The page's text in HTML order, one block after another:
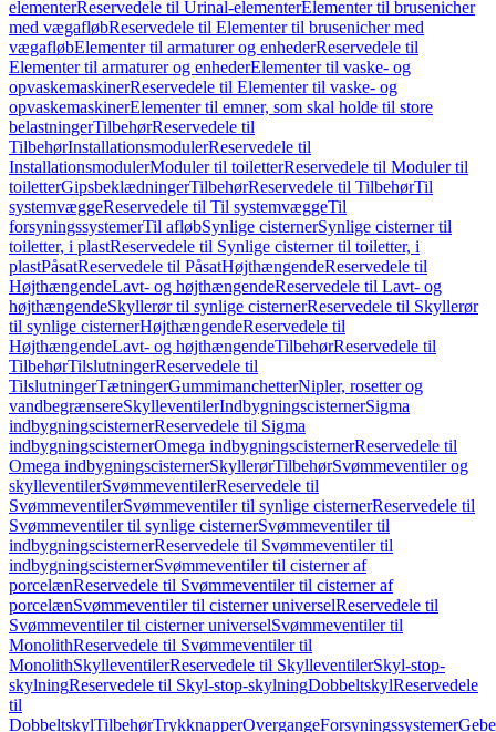
elementerReservedele til Urinal-elementerElementer til brusenicher
med vægafløbReservedele til Elementer til brusenicher med
vægafløbElementer til armaturer og enhederReservedele til
Elementer til armaturer og enhederElementer til vaske- og
opvaskemaskinerReservedele til Elementer til vaske- og
opvaskemaskinerElementer til emner, som skal holde til store
belastningerTilbehørReservedele til
TilbehørInstallationsmodulerReservedele til
InstallationsmodulerModuler til toiletterReservedele til Moduler til
toiletterGipsbeklædningerTilbehørReservedele til TilbehørTil
systemvæggeReservedele til Til systemvæggeTil
forsyningssystemerTil afløbSynlige cisternerSynlige cisterner til
toiletter, i plastReservedele til Synlige cisterner til toiletter, i
plastPåsatReservedele til PåsatHøjthængendeReservedele til
HøjthængendeLavt- og højthængendeReservedele til Lavt- og
højthængendeSkyllerør til synlige cisternerReservedele til Skyllerør
til synlige cisternerHøjthængendeReservedele til
HøjthængendeLavt- og højthængendeTilbehørReservedele til
TilbehørTilslutningerReservedele til
TilslutningerTætningerGummimanchetterNipler, rosetter og
vandbegrænsereSkylleventilerIndbygningscisternerSigma
indbygningscisternerReservedele til Sigma
indbygningscisternerOmega indbygningscisternerReservedele til
Omega indbygningscisternerSkyllerørTilbehørSvømmeventiler og
skylleventilerSvømmeventilerReservedele til
SvømmeventilerSvømmeventiler til synlige cisternerReservedele til
Svømmeventiler til synlige cisternerSvømmeventiler til
indbygningscisternerReservedele til Svømmeventiler til
indbygningscisternerSvømmeventiler til cisterner af
porcelænReservedele til Svømmeventiler til cisterner af
porcelænSvømmeventiler til cisterner universelReservedele til
Svømmeventiler til cisterner universelSvømmeventiler til
MonolithReservedele til Svømmeventiler til
MonolithSkylleventilerReservedele til SkylleventilerSkyl-stop-
skylningReservedele til Skyl-stop-skylningDobbeltskylReservedele
til
DobbeltskylTilbehørTrykknapperOvergangeForsyningssystemer